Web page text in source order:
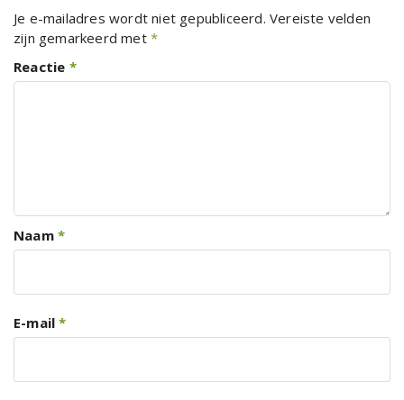
Je e-mailadres wordt niet gepubliceerd. Vereiste velden
zijn gemarkeerd met *
Reactie *
Naam *
E-mail*